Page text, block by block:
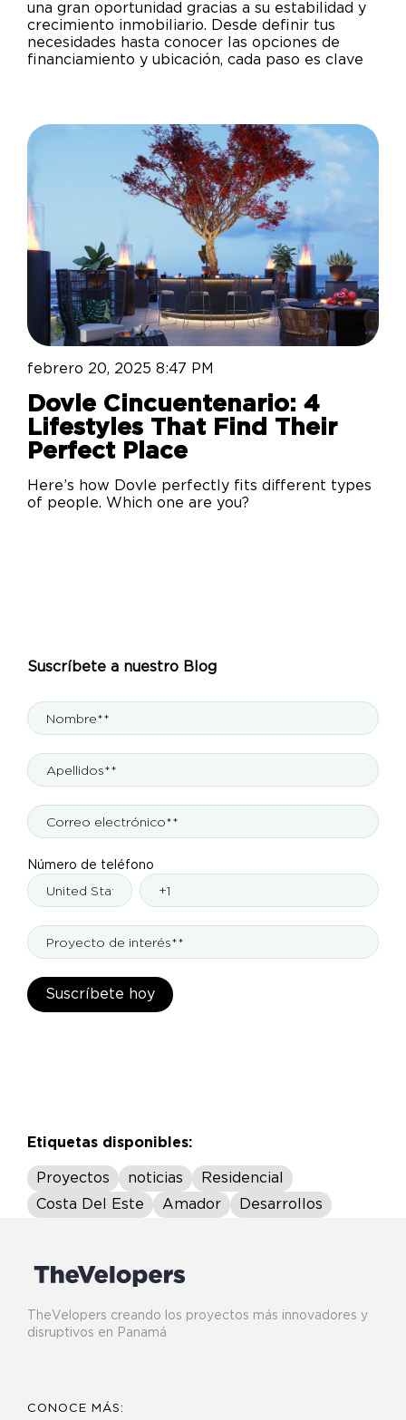
una gran oportunidad gracias a su estabilidad y
crecimiento inmobiliario. Desde definir tus
necesidades hasta conocer las opciones de
financiamiento y ubicación, cada paso es clave
febrero 20, 2025 8:47 PM
Dovle Cincuentenario: 4
Lifestyles That Find Their
Perfect Place
Here’s how Dovle perfectly fits different types
of people. Which one are you?
Suscríbete a nuestro Blog
Número de teléfono
Etiquetas disponibles:
Proyectos noticias
Residencial
Costa Del Este
Amador Desarrollos
TheVelopers creando los proyectos más innovadores y
disruptivos en Panamá
CONOCE MÁS: